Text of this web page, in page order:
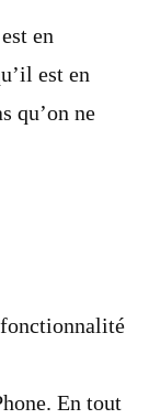
en
est en
qu’on ne
fonctionnalité
En tout